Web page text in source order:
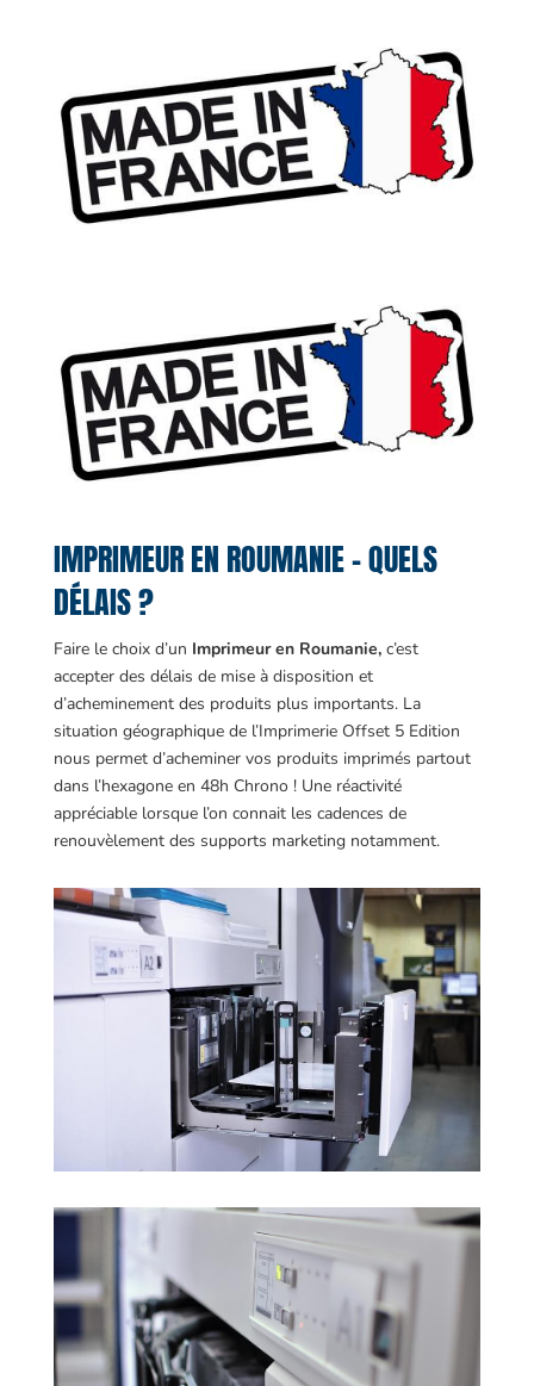
IMPRIMEUR EN ROUMANIE – QUELS
DÉLAIS ?
Faire le choix d’un Imprimeur en Roumanie,c’est
accepter des délais de mise à disposition et
d’acheminement des produits plus importants. La
situation géographique de l’Imprimerie Offset 5 Edition
nous permet d’acheminer vos produits imprimés partout
dans l’hexagone en 48h Chrono ! Une réactivité
appréciable lorsque l’on connait les cadences de
renouvèlement des supports marketing notamment.